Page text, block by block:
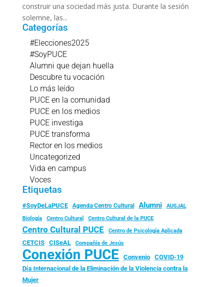
construir una sociedad más justa. Durante la sesión
solemne, las...
Categorías
#Elecciones2025
#SoyPUCE
Alumni que dejan huella
Descubre tu vocación
Lo más leído
PUCE en la comunidad
PUCE en los medios
PUCE investiga
PUCE transforma
Rector en los medios
Uncategorized
Vida en campus
Voces
Etiquetas
#SoyDeLaPUCE Agenda Centro Cultural Alumni
AUSJAL
Biología
Centro Cultural Centro Cultural de la PUCE
Centro Cultural PUCE Centro de Psicología Aplicada
CETCIS CISeAL Compañía de Jesús
Conexión PUCE Convenio
COVID-19
Día Internacional de la Eliminación de la Violencia contra la
Mujer